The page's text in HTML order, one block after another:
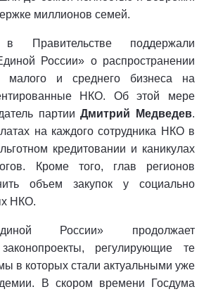
миллионов семей.
Правительстве поддержали
России» о распространении
малого и среднего бизнеса на
НКО. Об этой мере
партииДмитрий Медведев.
на каждого сотрудника НКО в
кредитовании и каникулах
Кроме того, глав регионов
объем закупок у социально
НКО.
России» продолжает
регулирующие те
в которых стали актуальными уже
В скором времени Госдума